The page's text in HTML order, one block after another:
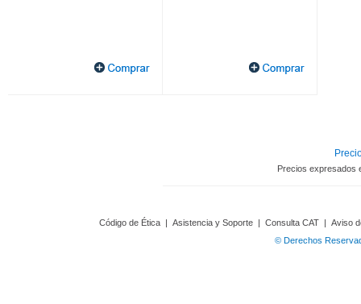
Precios expresados
Código de Ética | Asistencia y Soporte | Consulta CAT | Aviso
© Derechos